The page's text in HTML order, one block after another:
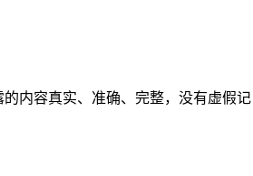
内容真实、准确、完整，没有虚假记